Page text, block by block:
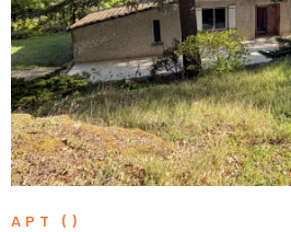
de plain-pied, tandis que l’étage offre
accueillir famille et amis en toute
un vaste double garage de 35 m² et
18m² avec accès direct au jardin,
(chambre d’amis, atelier, bureau,
2025. En excellent état général, cette
saura vous séduire à coup sûr.
APT ()
VOIR LE